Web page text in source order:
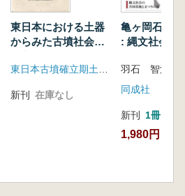
(森井 啓次)
子・田尻 義了)
稲童掩体(山口 裕)
東日本における土器
からみた古墳社会の
新刊 在庫なし
亀ヶ岡石器
: 縄文社会の
羽石 智治 著
同成社
新刊 1冊
1,980円